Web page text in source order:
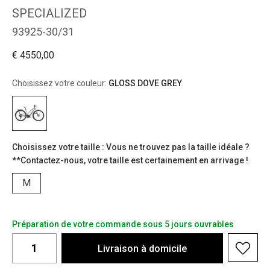
SPECIALIZED
93925-30/31
€ 4550,00
Choisissez votre couleur: GLOSS DOVE GREY
Choisissez votre taille : Vous ne trouvez pas la taille idéale ?
**Contactez-nous, votre taille est certainement en arrivage !
M
Préparation de votre commande sous 5 jours ouvrables
Livraison à domicile